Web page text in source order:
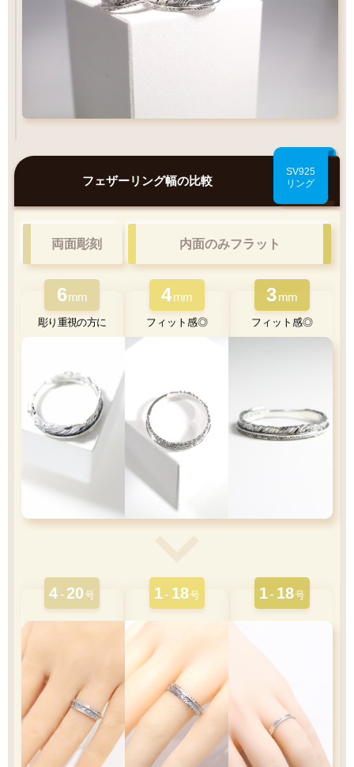
フェザーリング幅の比較
SV925
リング
両面彫刻 内面のみフラット
6mm
彫り重視の方に
4mm
フィット感◎
3mm
フィット感◎
4 -20号 1- 18号 1- 18号